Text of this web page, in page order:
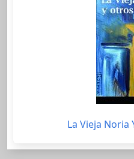
La Vieja Noria